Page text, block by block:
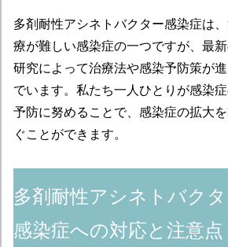
多剤耐性アシネトバクター感染症は
療が難しい感染症の一つですが、最
研究によって治療法や感染予防策が
でいます。私たち一人ひとりが感染
予防に努めることで、感染症の拡大
ぐことができます。
多剤耐性アシネトバク
感染症への対応と注意点